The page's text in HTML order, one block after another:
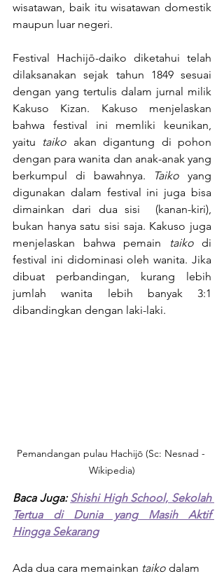
wisatawan, baik itu wisatawan domestik
maupun luar negeri.
Festival Hachijō-daiko diketahui telah
dilaksanakan sejak tahun 1849 sesuai
dengan yang tertulis dalam jurnal milik
Kakuso Kizan. Kakuso menjelaskan
bahwa festival ini memliki keunikan,
yaitu taiko akan digantung di pohon
dengan para wanita dan anak-anak yang
berkumpul di bawahnya.
Taiko yang
digunakan dalam festival ini juga bisa
dimainkan dari dua sisi  (kanan-kiri),
bukan hanya satu sisi saja. Kakuso juga
menjelaskan bahwa pemain
taiko di
festival ini didominasi oleh wanita. Jika
dibuat perbandingan, kurang lebih
jumlah wanita lebih banyak 3:1
dibandingkan dengan laki-laki.
Pemandangan pulau Hachijō (Sc: Nesnad -
Wikipedia)
Baca Juga: Shishi High School, Sekolah
Tertua di Dunia yang Masih Aktif
Hingga Sekarang
Ada dua cara memainkan taiko dalam